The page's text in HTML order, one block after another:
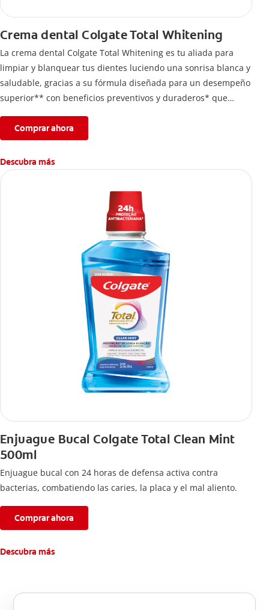
Crema dental Colgate Total Whitening
La crema dental Colgate Total Whitening es tu aliada para
limpiar y blanquear tus dientes luciendo una sonrisa blanca y
saludable, gracias a su fórmula diseñada para un desempeño
superior** con beneficios preventivos y duraderos* que
veces por día y uso continuo por 4 semanas. **vs. Crema
dental con flúor sin ingrediente antibacterial.
Comprar ahora
Descubra más
Enjuague Bucal Colgate Total Clean Mint
500ml
Enjuague bucal con 24 horas de defensa activa contra
bacterias, combatiendo las caries, la placa y el mal aliento.
Comprar ahora
Descubra más